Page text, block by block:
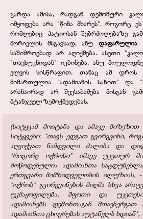
გარდა ამისა, რადგან დემონური
იმყოფება არა "წინა მხარეს", როგორც
რომლებიც პატიოსან შებრძოლებაზე
მორიელის მსგავსად, ანუ დაფარულია
საშიშროებად არ აღიქმება. ასეთი
"თავსუკნიდან" იკბინება, ანუ
ელვის სისწრაფით, თანაც ამ დროს
მიმართულია "ადამიანის სახით" და
არანაირად არ შეესაბამება მისგან
მტანჯველ ზემოქმედებას.
(სიტყვამ მოიტანა და ამავე მიზეზით
სიტყვები: "თავს ედგათ გვირგვინი,
აღვიქვათ ნამდვილი ძალისა და
"როგორც ოქროსი" იმავე უკეთურ
მოწოდებულია ადამიანთა
ერთგვარი მიმზიდველობის ილუზიას,
"ოქროს" გვირგვინების მიღმა სხვა
უკმაყოფილება, შფოთი და
ადამიანებს დემონთაგან
ადამიანთა ცხოვრებას აუტანელს